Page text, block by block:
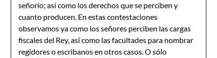
señorío; así como los derechos que se perciben y
cuanto producen. En estas contestaciones
observamos ya como los señores perciben las cargas
fiscales del Rey, así como las facultades para nombrar
regidores o escribanos en otros casos. O sólo